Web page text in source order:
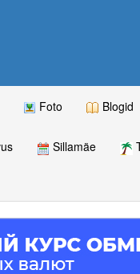
Foto Blogid
Sillamäe